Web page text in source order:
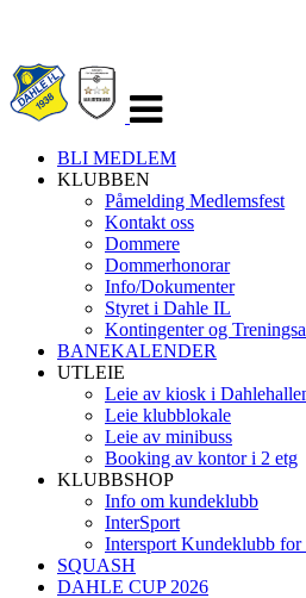
navigasjon
BLI MEDLEM
KLUBBEN
Påmelding Medlemsfest
Kontakt oss
Dommere
Dommerhonorar
Info/Dokumenter
Styret i Dahle IL
Kontingenter og
BANEKALENDER
UTLEIE
Leie av kiosk i
Leie klubblokale
Leie av minibuss
Booking av kontor i 2 etg
KLUBBSHOP
Info om kundeklubb
InterSport
Intersport Kundeklubb
SQUASH
DAHLE CUP 2026